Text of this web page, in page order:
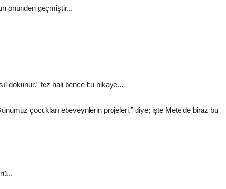
önünden geçmiştir...
dokunur.” tez hali bence bu hikaye...
çocukları ebeveynlerin projeleri.” diye; işte Mete'de biraz bu